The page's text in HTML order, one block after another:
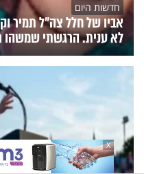
חדשות היום
אביו של חלל צה"ל תמיר
לא ענית. הרגשתי שמשהו
X